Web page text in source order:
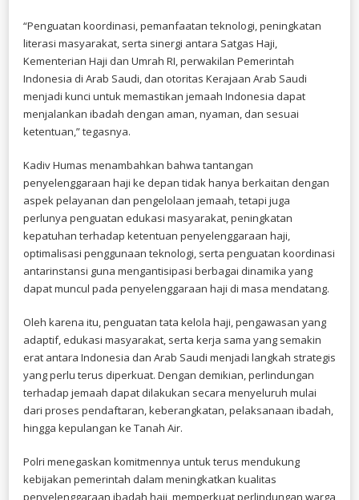
“Penguatan koordinasi, pemanfaatan teknologi, peningkatan
literasi masyarakat, serta sinergi antara Satgas Haji,
Kementerian Haji dan Umrah RI, perwakilan Pemerintah
Indonesia di Arab Saudi, dan otoritas Kerajaan Arab Saudi
menjadi kunci untuk memastikan jemaah Indonesia dapat
menjalankan ibadah dengan aman, nyaman, dan sesuai
ketentuan,” tegasnya.
Kadiv Humas menambahkan bahwa tantangan
penyelenggaraan haji ke depan tidak hanya berkaitan dengan
aspek pelayanan dan pengelolaan jemaah, tetapi juga
perlunya penguatan edukasi masyarakat, peningkatan
kepatuhan terhadap ketentuan penyelenggaraan haji,
optimalisasi penggunaan teknologi, serta penguatan koordinasi
antarinstansi guna mengantisipasi berbagai dinamika yang
dapat muncul pada penyelenggaraan haji di masa mendatang.
Oleh karena itu, penguatan tata kelola haji, pengawasan yang
adaptif, edukasi masyarakat, serta kerja sama yang semakin
erat antara Indonesia dan Arab Saudi menjadi langkah strategis
yang perlu terus diperkuat. Dengan demikian, perlindungan
terhadap jemaah dapat dilakukan secara menyeluruh mulai
dari proses pendaftaran, keberangkatan, pelaksanaan ibadah,
hingga kepulangan ke Tanah Air.
Polri menegaskan komitmennya untuk terus mendukung
kebijakan pemerintah dalam meningkatkan kualitas
penyelenggaraan ibadah haji, memperkuat perlindungan warga